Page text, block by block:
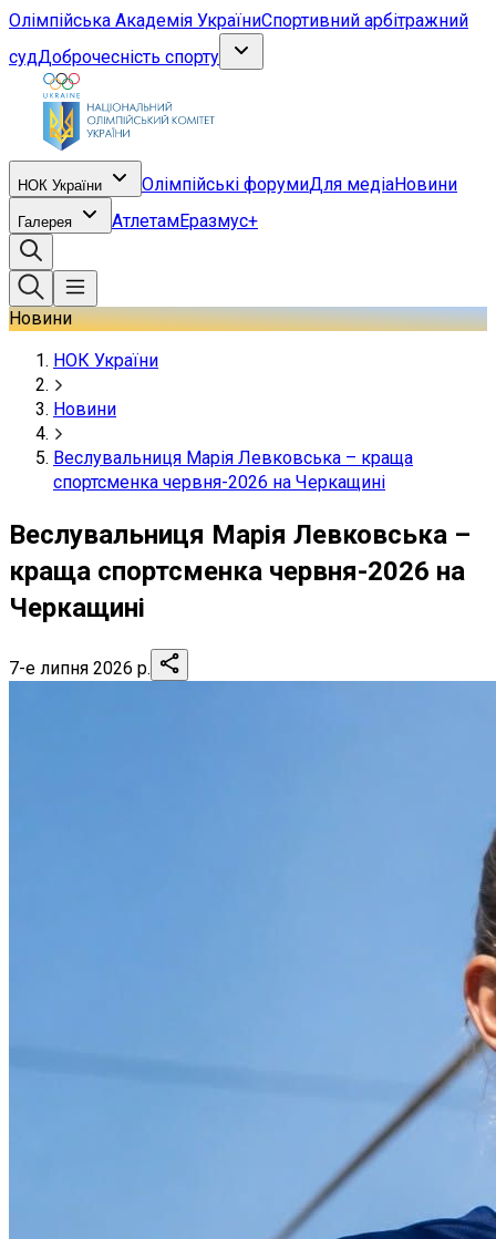
Олімпійська Академія УкраїниСпортивний арбітражний
судДоброчесність спорту
НОК України Олімпійські форумиДля медіаНовини
Галерея АтлетамЕразмус+
Новини
НОК України
Новини
Веслувальниця Марія Левковська – краща
спортсменка червня-2026 на Черкащині
Веслувальниця Марія Левковська –
краща спортсменка червня-2026 на
Черкащині
7-е липня 2026 р.